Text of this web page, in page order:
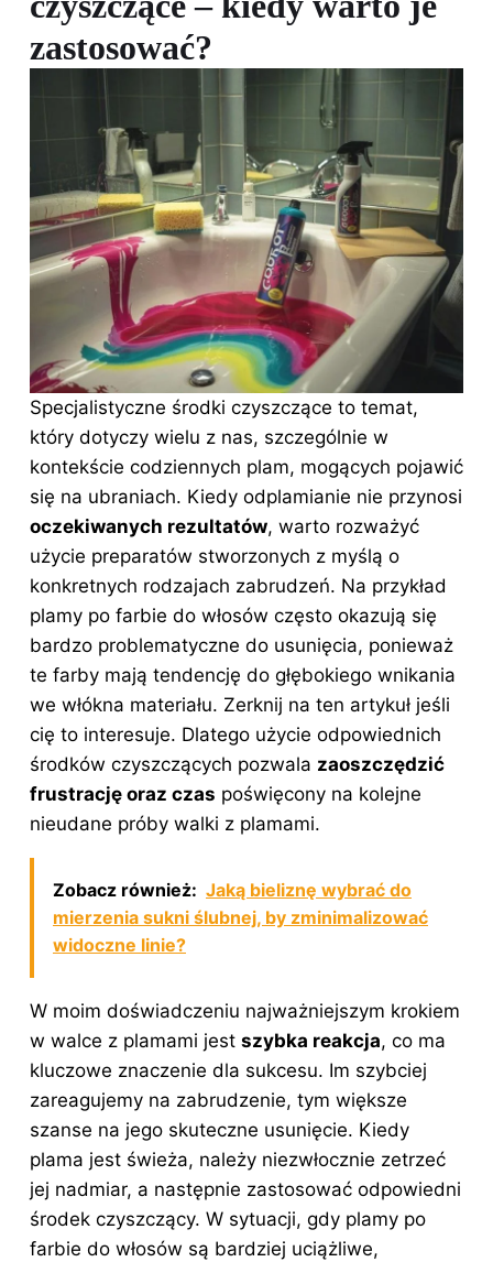
zastosować?
Specjalistyczne środki czyszczące to temat,
który dotyczy wielu z nas, szczególnie w
kontekście codziennych plam, mogących pojawić
się na ubraniach. Kiedy odplamianie nie przynosi
oczekiwanych rezultatów, warto rozważyć
użycie preparatów stworzonych z myślą o
konkretnych rodzajach zabrudzeń. Na przykład
plamy po farbie do włosów często okazują się
bardzo problematyczne do usunięcia, ponieważ
te farby mają tendencję do głębokiego wnikania
we włókna materiału. Zerknij na ten artykuł jeśli
cię to interesuje. Dlatego użycie odpowiednich
środków czyszczących pozwala zaoszczędzić
frustrację oraz czas poświęcony na kolejne
nieudane próby walki z plamami.
Zobacz również: Jaką bieliznę wybrać do
mierzenia sukni ślubnej, by zminimalizować
widoczne linie?
W moim doświadczeniu najważniejszym krokiem
w walce z plamami jest szybka reakcja, co ma
kluczowe znaczenie dla sukcesu. Im szybciej
zareagujemy na zabrudzenie, tym większe
szanse na jego skuteczne usunięcie. Kiedy
plama jest świeża, należy niezwłocznie zetrzeć
jej nadmiar, a następnie zastosować odpowiedni
środek czyszczący. W sytuacji, gdy plamy po
farbie do włosów są bardziej uciążliwe,